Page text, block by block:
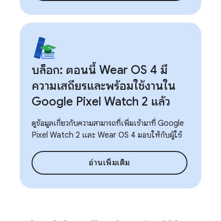
บล็อก: ตอนนี้ Wear OS 4 มี
ความเสถียรและพร้อมใช้งานใน
Google Pixel Watch 2 แล้ว
ดูข้อมูลเกี่ยวกับความสามารถที่เพิ่มเข้ามาที่ Google
Pixel Watch 2 และ Wear OS 4 มอบให้กับผู้ใช้
อ่านเพิ่มเติม